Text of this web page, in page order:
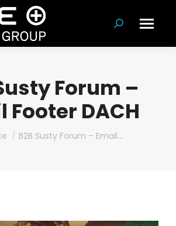
Suchen:
Forum –
Footer DACH
B2B Susty Forum – Email…